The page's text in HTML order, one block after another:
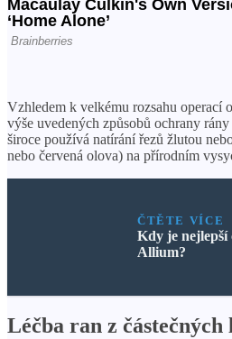
Vzhledem k velkému rozsahu operací
výše uvedených způsobů ochrany
široce používá natírání řezů žlutou
nebo červená olova) na přírodním
ČTĚTE VÍCE
Kdy je nejlepší
Allium?
Léčba ran z